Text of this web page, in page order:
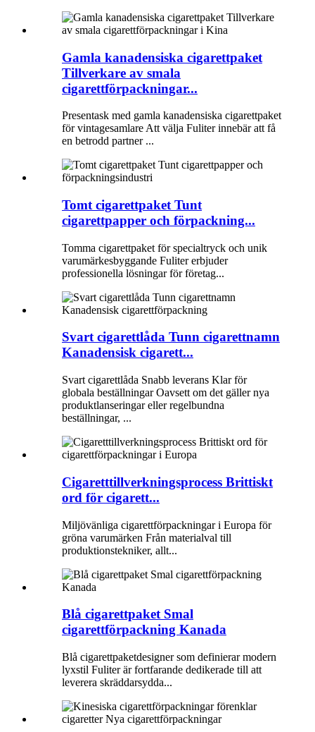
Gamla kanadensiska cigarettpaket
Tillverkare av smala
cigarettförpackningar...
Presentask med gamla kanadensiska cigarettpaket
för vintagesamlare Att välja Fuliter innebär att få
en betrodd partner ...
Tomt cigarettpaket Tunt
cigarettpapper och förpackning...
Tomma cigarettpaket för specialtryck och unik
varumärkesbyggande Fuliter erbjuder
professionella lösningar för företag...
Svart cigarettlåda Tunn cigarettnamn
Kanadensisk cigarett...
Svart cigarettlåda Snabb leverans Klar för
globala beställningar Oavsett om det gäller nya
produktlanseringar eller regelbundna
beställningar, ...
Cigaretttillverkningsprocess Brittiskt
ord för cigarett...
Miljövänliga cigarettförpackningar i Europa för
gröna varumärken Från materialval till
produktionstekniker, allt...
Blå cigarettpaket Smal
cigarettförpackning Kanada
Blå cigarettpaketdesigner som definierar modern
lyxstil Fuliter är fortfarande dedikerade till att
leverera skräddarsydda...